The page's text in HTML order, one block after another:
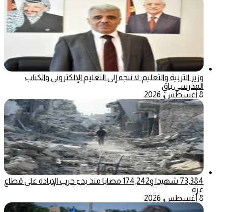
وزير التربية والتعليم: لا نتجه إلى التعليم الإلكتروني والكتاب
المدرسي باقٍ
8 أغسطس، 2026
73,384 شهيدا و174,242 مصابا منذ بدء حرب الإبادة على قطاع
غزة
8 أغسطس، 2026